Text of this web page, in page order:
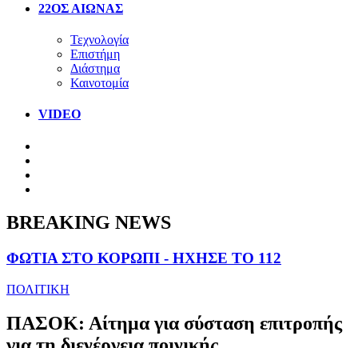
22ΟΣ ΑΙΩΝΑΣ
Τεχνολογία
Επιστήμη
Διάστημα
Καινοτομία
VIDEO
BREAKING NEWS
ΦΩΤΙΑ ΣΤΟ ΚΟΡΩΠΙ - ΗΧΗΣΕ ΤΟ 112
ΠΟΛΙΤΙΚΗ
ΠΑΣΟΚ: Αίτημα για σύσταση επιτροπής